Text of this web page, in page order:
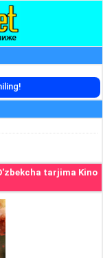
tarjima Kino